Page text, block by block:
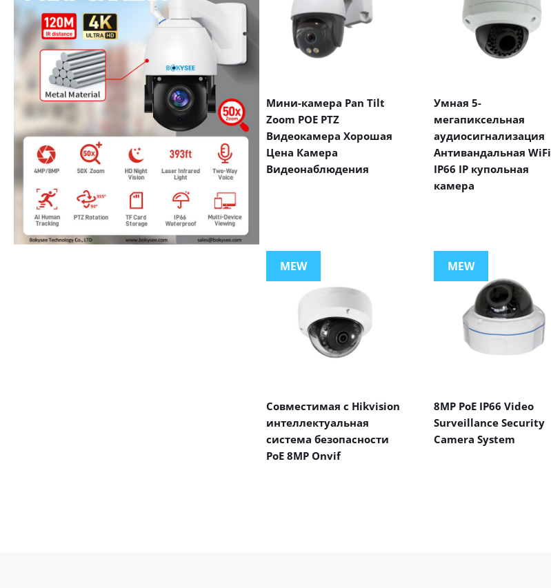
Мини-камера Pan Tilt
Zoom POE PTZ
Видеокамера Хорошая
Цена Камера
Видеонаблюдения
Умная 5-
мегапиксельная
аудиосигнализация
Антивандальная WiFi
IP66 IP купольная
камера
MEW
Совместимая с Hikvision
интеллектуальная
система безопасности
PoE 8MP Onvif
MEW
8MP PoE IP66 Video
Surveillance Security
Camera System